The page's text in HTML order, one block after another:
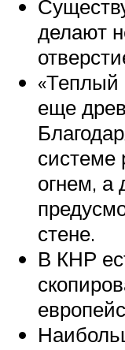
делают
«Теплый
еще
системе
огнем,
стене.
В КНР